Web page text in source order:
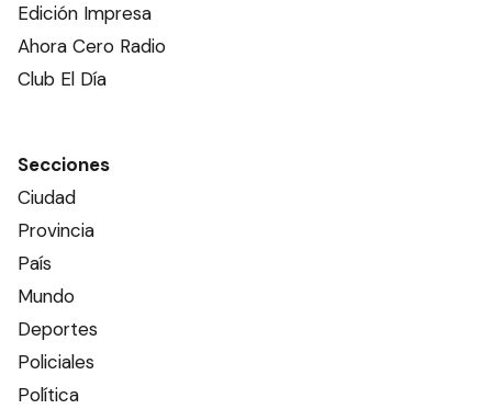
Edición Impresa
Ahora Cero Radio
Club El Día
Secciones
Ciudad
Provincia
País
Mundo
Deportes
Policiales
Política